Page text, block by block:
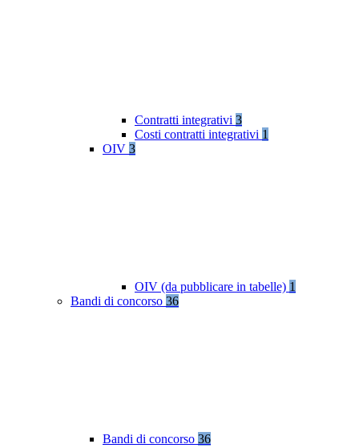
Contratti integrativi 3
Costi contratti integrativi 1
OIV 3
OIV (da pubblicare in tabelle) 1
Bandi di concorso 36
Bandi di concorso 36